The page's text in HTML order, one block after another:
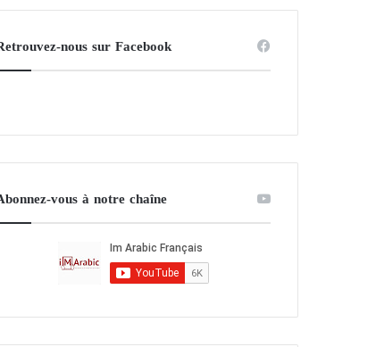
nous sur Facebook
vous à notre chaîne